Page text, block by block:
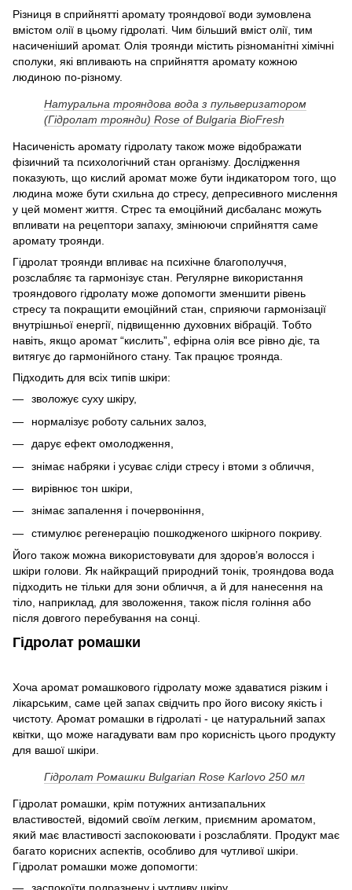
Різниця в сприйнятті аромату трояндової води зумовлена
вмістом олії в цьому гідролаті. Чим більший вміст олії, тим
насиченіший аромат. Олія троянди містить різноманітні хімічні
сполуки, які впливають на сприйняття аромату кожною
людиною по-різному.
Натуральна трояндова вода з пульверизатором
(Гідролат троянди) Rose of Bulgaria BioFresh
Насиченість аромату гідролату також може відображати
фізичний та психологічний стан організму. Дослідження
показують, що кислий аромат може бути індикатором того, що
людина може бути схильна до стресу, депресивного мислення
у цей момент життя. Стрес та емоційний дисбаланс можуть
впливати на рецептори запаху, змінюючи сприйняття саме
аромату троянди.
Гідролат троянди впливає на психічне благополуччя,
розслабляє та гармонізує стан. Регулярне використання
трояндового гідролату може допомогти зменшити рівень
стресу та покращити емоційний стан, сприяючи гармонізації
внутрішньої енергії, підвищенню духовних вібрацій. Тобто
навіть, якщо аромат “кислить”, ефірна олія все рівно діє, та
витягує до гармонійного стану. Так працює троянда.
Підходить для всіх типів шкіри:
зволожує суху шкіру,
нормалізує роботу сальних залоз,
дарує ефект омолодження,
знімає набряки і усуває сліди стресу і втоми з обличчя,
вирівнює тон шкіри,
знімає запалення і почервоніння,
стимулює регенерацію пошкодженого шкірного покриву.
Його також можна використовувати для здоров’я волосся і
шкіри голови. Як найкращий природний тонік, трояндова вода
підходить не тільки для зони обличчя, а й для нанесення на
тіло, наприклад, для зволоження, також після гоління або
після довгого перебування на сонці.
Гідролат ромашки
Хоча аромат ромашкового гідролату може здаватися різким і
лікарським, саме цей запах свідчить про його високу якість і
чистоту. Аромат ромашки в гідролаті - це натуральний запах
квітки, що може нагадувати вам про корисність цього продукту
для вашої шкіри.
Гідролат Ромашки Bulgarian Rose Karlovo 250 мл
Гідролат ромашки, крім потужних антизапальних
властивостей, відомий своїм легким, приємним ароматом,
який має властивості заспокоювати і розслабляти. Продукт має
багато корисних аспектів, особливо для чутливої шкіри.
Гідролат ромашки може допомогти:
заспокоїти подразнену і чутливу шкіру,